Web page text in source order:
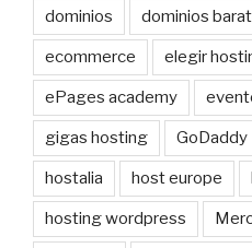
dominios dominios
ecommerce elegir
ePages academy
gigas hosting GoDaddy
hostalia host europe
hosting wordpress